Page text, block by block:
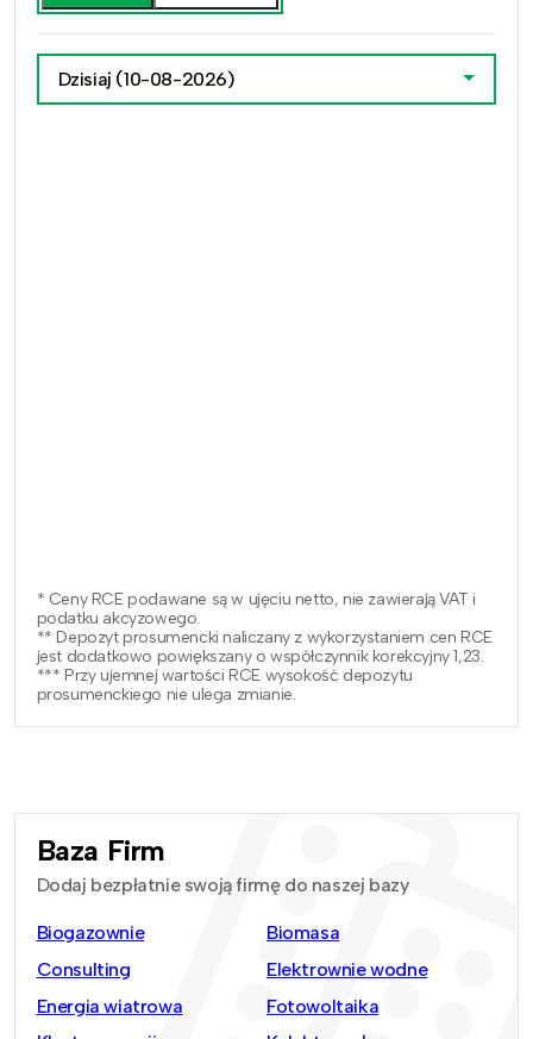
Dzisiaj (10-08-2026)
* Ceny RCE podawane są w ujęciu netto, nie zawierają VAT i
podatku akcyzowego.
** Depozyt prosumencki naliczany z wykorzystaniem cen RCE
jest dodatkowo powiększany o współczynnik korekcyjny 1,23.
*** Przy ujemnej wartości RCE wysokość depozytu
prosumenckiego nie ulega zmianie.
Baza Firm
Dodaj bezpłatnie swoją firmę do naszej bazy
Biogazownie
Biomasa
Consulting
Elektrownie wodne
Energia wiatrowa
Fotowoltaika